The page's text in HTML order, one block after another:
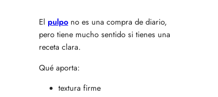
El pulpo no es una compra de diario,
pero tiene mucho sentido si tienes una
receta clara.
Qué aporta:
textura firme